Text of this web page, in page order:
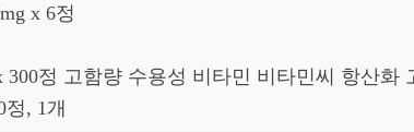
x 6정
300정 고함량 수용성 비타민 비타민씨 항산화
정, 1개